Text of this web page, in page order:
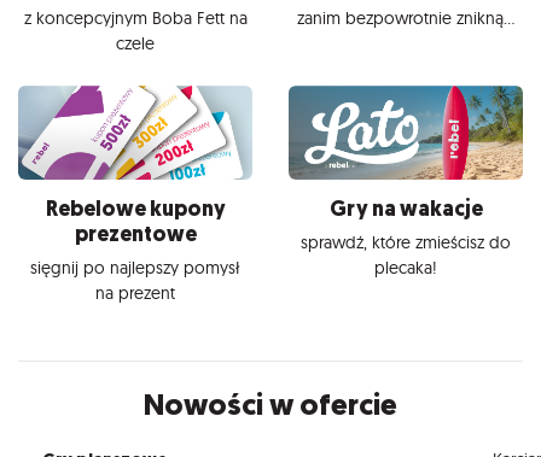
z koncepcyjnym Boba Fett na
czele
zanim bezpowrotnie znikną...
Rebelowe kupony
prezentowe
sięgnij po najlepszy pomysł
na prezent
Gry na wakacje
sprawdź, które zmieścisz do
plecaka!
Nowości w ofercie